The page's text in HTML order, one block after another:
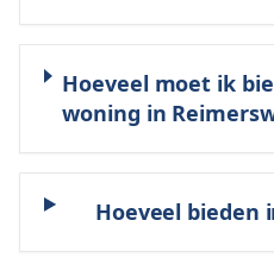
Hoeveel moet ik
woning in
Hoeveel bieden